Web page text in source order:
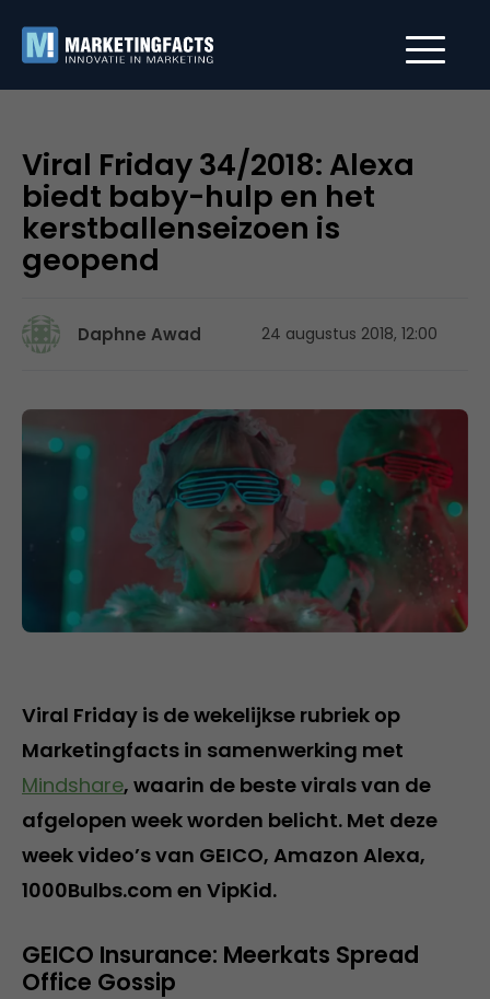
Viral Friday 34/2018: Alexa
biedt baby-hulp en het
kerstballenseizoen is
geopend
Daphne Awad 24 augustus 2018, 12:00
Viral Friday is de wekelijkse rubriek op
Marketingfacts in samenwerking met
Mindshare, waarin de beste virals van de
afgelopen week worden belicht. Met deze
week video’s van GEICO, Amazon Alexa,
1000Bulbs.com en VipKid.
GEICO Insurance: Meerkats Spread
Office Gossip